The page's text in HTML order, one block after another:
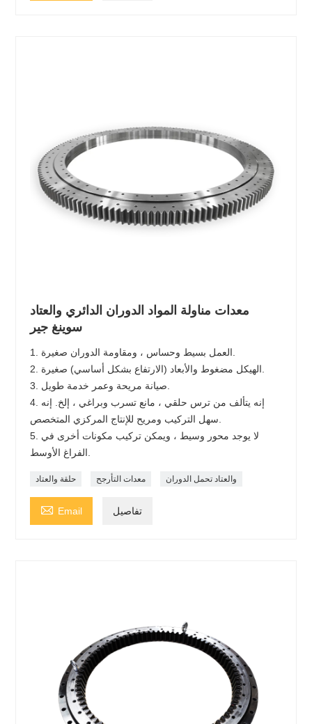
معدات مناولة المواد الدوران الدائري والعتاد
سوينغ جير
4. إنه يتألف من ترس حلقي ، مانع تسرب وبراغي ، إلخ. إنه
5. لا يوجد محور وسيط ، ويمكن تركيب مكونات أخرى في
حلقة والعتاد معدات التأرجح والعتاد تحمل الدوران
 Email تفاصيل